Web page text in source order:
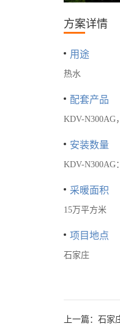
方案详情
用途
热水
配套产品
KDV-N300AG
安装数量
KDV-N300AG
采暖面积
15万平方米
项目地点
石家庄
上一篇： 石家